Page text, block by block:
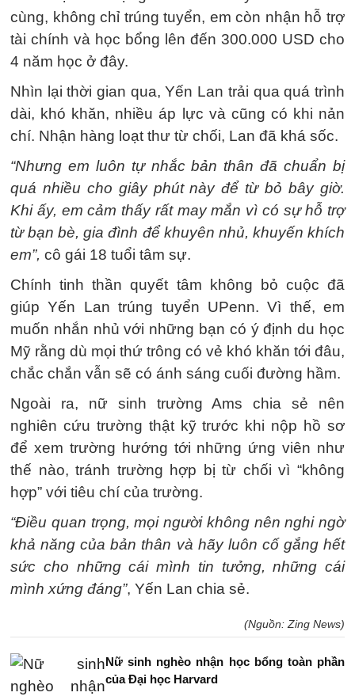
cùng, không chỉ trúng tuyển, em còn nhận hỗ trợ
tài chính và học bổng lên đến 300.000 USD cho
4 năm học ở đây.
Nhìn lại thời gian qua, Yến Lan trải qua quá trình
dài, khó khăn, nhiều áp lực và cũng có khi nản
chí. Nhận hàng loạt thư từ chối, Lan đã khá sốc.
“Nhưng em luôn tự nhắc bản thân đã chuẩn bị
quá nhiều cho giây phút này để từ bỏ bây giờ.
Khi ấy, em cảm thấy rất may mắn vì có sự hỗ trợ
từ bạn bè, gia đình để khuyên nhủ, khuyến khích
em”, cô gái 18 tuổi tâm sự.
Chính tinh thần quyết tâm không bỏ cuộc đã
giúp Yến Lan trúng tuyển UPenn. Vì thế, em
muốn nhắn nhủ với những bạn có ý định du học
Mỹ rằng dù mọi thứ trông có vẻ khó khăn tới đâu,
chắc chắn vẫn sẽ có ánh sáng cuối đường hầm.
Ngoài ra, nữ sinh trường Ams chia sẻ nên
nghiên cứu trường thật kỹ trước khi nộp hồ sơ
để xem trường hướng tới những ứng viên như
thế nào, tránh trường hợp bị từ chối vì “không
hợp” với tiêu chí của trường.
“Điều quan trọng, mọi người không nên nghi ngờ
khả năng của bản thân và hãy luôn cố gắng hết
sức cho những cái mình tin tưởng, những cái
mình xứng đáng”, Yến Lan chia sẻ.
(Nguồn: Zing News)
Nữ sinh nghèo nhận học bổng toàn phần
của Đại học Harvard